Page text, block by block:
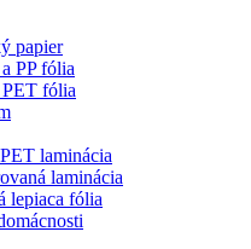
papier
PP fólia
fólia
laminácia
laminácia
lepiaca fólia